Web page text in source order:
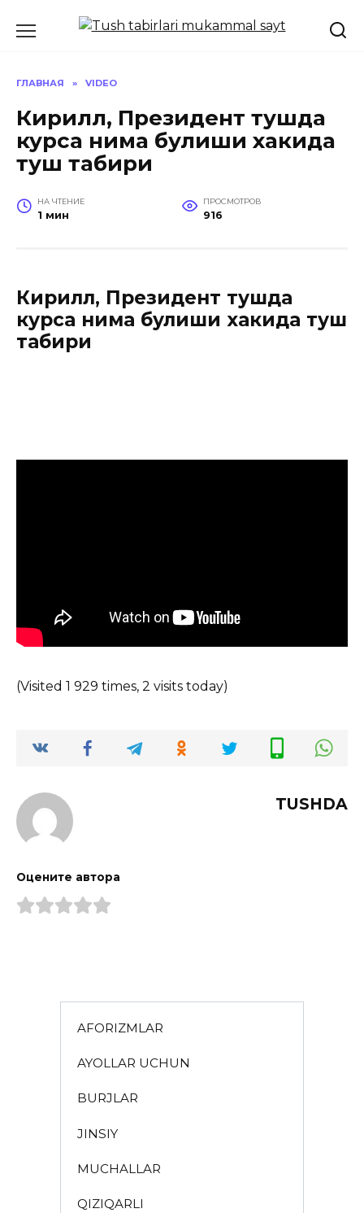
ГЛАВНАЯ » VIDEO
Кирилл, Президент тушда
курса нима булиши хакида
туш табири
НА ЧТЕНИЕ
1 мин
ПРОСМОТРОВ
916
Кирилл, Президент тушда
курса нима булиши хакида туш
табири
(Visited 1 929 times, 2 visits today)
TUSHDA
Оцените автора
AFORIZMLAR
AYOLLAR UCHUN
BURJLAR
JINSIY
MUCHALLAR
QIZIQARLI